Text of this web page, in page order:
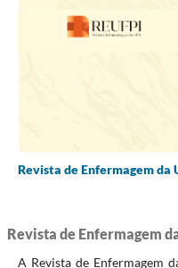
Revista de Enfermagem da
Revista de Enfermagem
A Revista de Enfermagem